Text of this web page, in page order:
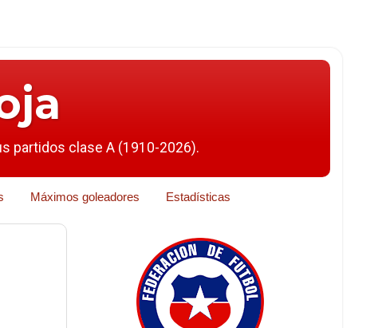
partidos clase A (1910-2026).
Máximos goleadores Estadísticas